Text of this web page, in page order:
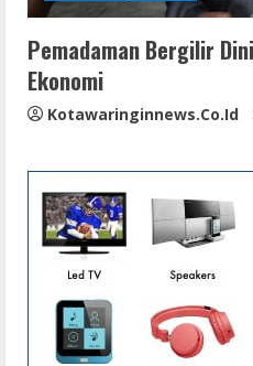
Pemadaman Bergilir
Ekonomi
Kotawaringinnews.co.id